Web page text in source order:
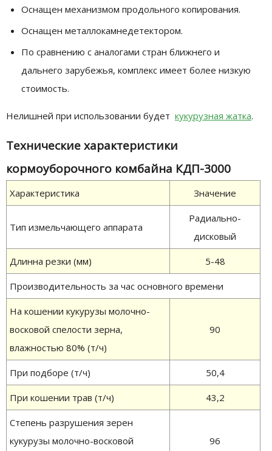
Оснащен механизмом продольного копирования.
Оснащен металлокамнедетектором.
По сравнению с аналогами стран ближнего и
дальнего зарубежья, комплекс имеет более низкую
стоимость.
Нелишней при использовании будет кукурузная жатка.
Технические характеристики
кормоуборочного комбайна КДП-3000
Характеристика Значение
Тип измельчающего аппарата
Радиально-
дисковый
Длинна резки (мм) 5-48
Производительность за час основного времени
На кошении кукурузы молочно-
восковой спелости зерна,
влажностью 80% (т/ч)
90
При подборе (т/ч) 50,4
При кошении трав (т/ч) 43,2
Степень разрушения зерен
кукурузы молочно-восковой
96